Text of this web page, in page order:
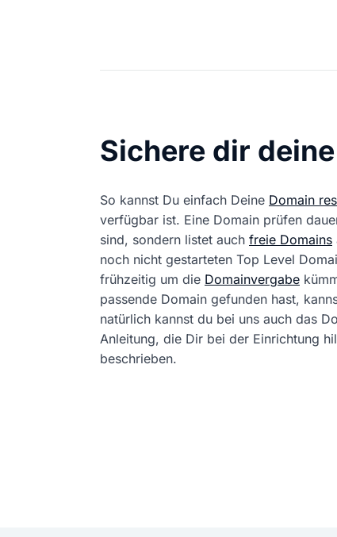
Sichere dir
So kannst Du einfach Deine Domain
verfügbar ist. Eine Domain prüfen
sind, sondern listet auch freie Domains
noch nicht gestarteten Top Level
frühzeitig um die Domainvergabe
passende Domain gefunden hast,
natürlich kannst du bei uns auch das
Anleitung, die Dir bei der Einrichtung
beschrieben.